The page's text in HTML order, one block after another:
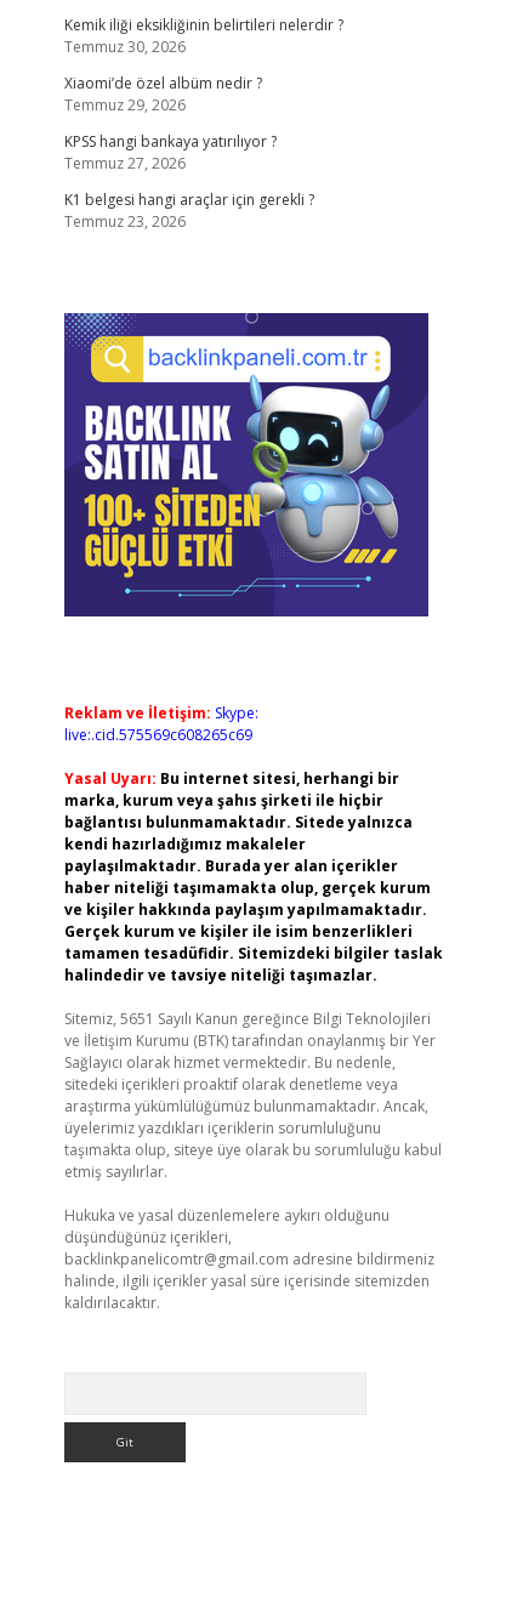
Kemik iliği eksikliğinin belirtileri nelerdir ?
Temmuz 30, 2026
Xiaomi’de özel albüm nedir ?
Temmuz 29, 2026
KPSS hangi bankaya yatırılıyor ?
Temmuz 27, 2026
K1 belgesi hangi araçlar için gerekli ?
Temmuz 23, 2026
Reklam ve İletişim: Skype:
live:.cid.575569c608265c69
Yasal Uyarı: Bu internet sitesi, herhangi bir
marka, kurum veya şahıs şirketi ile hiçbir
bağlantısı bulunmamaktadır. Sitede yalnızca
kendi hazırladığımız makaleler
paylaşılmaktadır. Burada yer alan içerikler
haber niteliği taşımamakta olup, gerçek kurum
ve kişiler hakkında paylaşım yapılmamaktadır.
Gerçek kurum ve kişiler ile isim benzerlikleri
tamamen tesadüfidir. Sitemizdeki bilgiler taslak
halindedir ve tavsiye niteliği taşımazlar.
Sitemiz, 5651 Sayılı Kanun gereğince Bilgi Teknolojileri
ve İletişim Kurumu (BTK) tarafından onaylanmış bir Yer
Sağlayıcı olarak hizmet vermektedir. Bu nedenle,
sitedeki içerikleri proaktif olarak denetleme veya
araştırma yükümlülüğümüz bulunmamaktadır. Ancak,
üyelerimiz yazdıkları içeriklerin sorumluluğunu
taşımakta olup, siteye üye olarak bu sorumluluğu kabul
etmiş sayılırlar.
Hukuka ve yasal düzenlemelere aykırı olduğunu
düşündüğünüz içerikleri,
backlinkpanelicomtr@gmail.com adresine bildirmeniz
halinde, ilgili içerikler yasal süre içerisinde sitemizden
kaldırılacaktır.